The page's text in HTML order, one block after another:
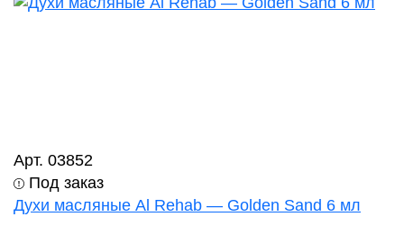
Арт. 03852
Под заказ
Духи масляные Al Rehab — Golden Sand 6 мл